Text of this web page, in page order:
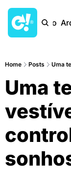
Início
Home Posts Uma
Uma